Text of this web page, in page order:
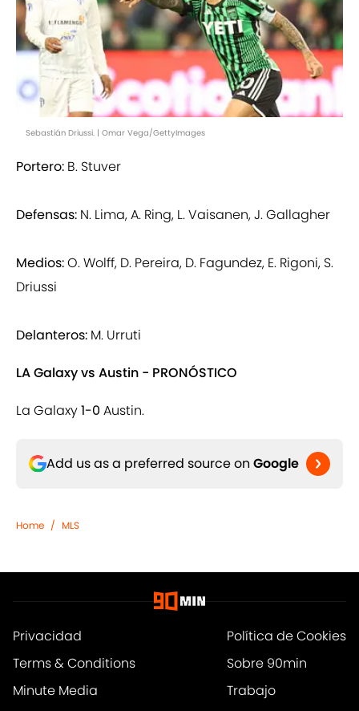
Sebastián Driussi. | Omar Vega/GettyImages
Portero: B. Stuver
Defensas: N. Lima, A. Ring, L. Vaisanen, J. Gallagher
Medios:O. Wolff, D. Pereira, D. Fagundez, E. Rigoni, S.
Driussi
Delanteros: M. Urruti
LA Galaxy vs Austin - PRONÓSTICO
La Galaxy1-0 Austin.
Add us as a preferred source on Google
Home / MLS
Privacidad
Política de Cookies
Terms & Conditions
Sobre 90min
Minute Media
Trabajo